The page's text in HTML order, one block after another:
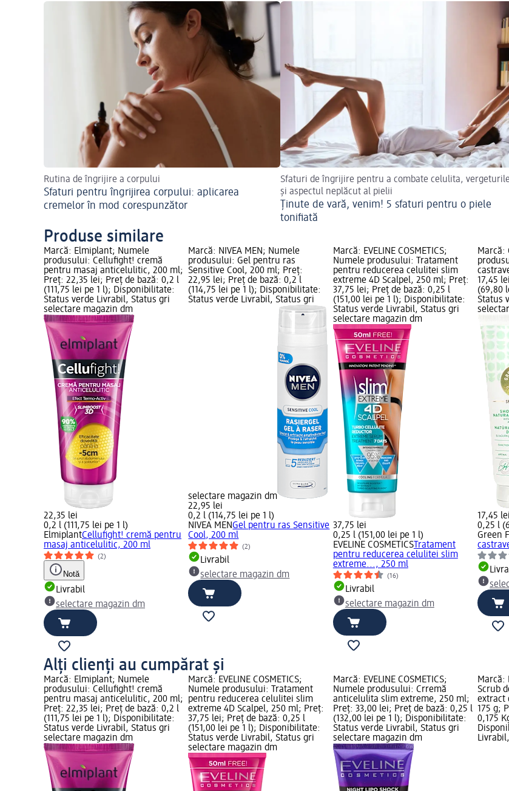
Rutina de îngrijire a corpului
Sfaturi pentru îngrijirea corpului: aplicarea
cremelor în mod corespunzător
Sfaturi de îngrijire pentru a combate celulita, vergeturile
și aspectul neplăcut al pielii
Ținute de vară, venim! 5 sfaturi pentru o piele
tonifiată
Produse similare
Marcă: Elmiplant; Numele
produsului: Cellufight! cremă
pentru masaj anticelulitic, 200 ml;
Preț: 22,35 lei; Preț de bază: 0,2 l
(111,75 lei pe 1 l); Disponibilitate:
Status verde Livrabil, Status gri
selectare magazin dm
22,35 lei
0,2 l (111,75 lei pe 1 l)
ElmiplantCellufight! cremă pentru
masaj anticelulitic, 200 ml
(2)
Notă
Livrabil
selectare magazin dm
Marcă: NIVEA MEN; Numele
produsului: Gel pentru ras
Sensitive Cool, 200 ml; Preț:
22,95 lei; Preț de bază: 0,2 l
(114,75 lei pe 1 l); Disponibilitate:
Status verde Livrabil, Status gri
selectare magazin dm
22,95 lei
0,2 l (114,75 lei pe 1 l)
NIVEA MENGel pentru ras Sensitive
Cool, 200 ml
(2)
Livrabil
selectare magazin dm
Marcă: EVELINE COSMETICS;
Numele produsului: Tratament
pentru reducerea celulitei slim
extreme 4D Scalpel, 250 ml; Preț:
37,75 lei; Preț de bază: 0,25 l
(151,00 lei pe 1 l); Disponibilitate:
Status verde Livrabil, Status gri
selectare magazin dm
37,75 lei
0,25 l (151,00 lei pe 1 l)
EVELINE COSMETICSTratament
pentru reducerea celulitei slim
extreme..., 250 ml
(16)
Livrabil
selectare magazin dm
Marcă:
17,45
(69,80
Status
17,45 lei
0,25 l
Green
Alți clienți au cumpărat și
Marcă: Elmiplant; Numele
produsului: Cellufight! cremă
pentru masaj anticelulitic, 200 ml;
Preț: 22,35 lei; Preț de bază: 0,2 l
(111,75 lei pe 1 l); Disponibilitate:
Status verde Livrabil, Status gri
selectare magazin dm
Marcă: EVELINE COSMETICS;
Numele produsului: Tratament
pentru reducerea celulitei slim
extreme 4D Scalpel, 250 ml; Preț:
37,75 lei; Preț de bază: 0,25 l
(151,00 lei pe 1 l); Disponibilitate:
Status verde Livrabil, Status gri
selectare magazin dm
Marcă: EVELINE COSMETICS;
Numele produsului: Crremă
anticelulita slim extreme, 250 ml;
Preț: 33,00 lei; Preț de bază: 0,25 l
(132,00 lei pe 1 l); Disponibilitate:
Status verde Livrabil, Status gri
selectare magazin dm
Marcă:
Scrub
extract
175 g;
0,175